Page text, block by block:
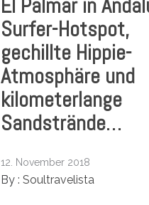
El Palmar in
Surfer-Hotspot,
gechillte Hippie-
Atmosphäre und
kilometerlange
Sandstrände…
12. November 2018
By : Soultravelista